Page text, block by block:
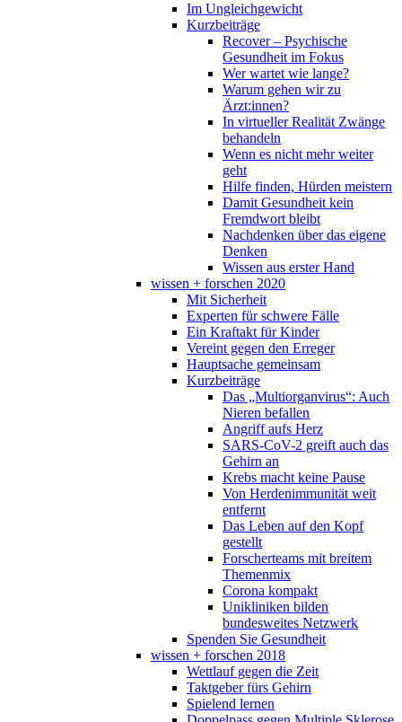
Im Ungleichgewicht
Kurzbeiträge
Recover – Psychische
Gesundheit im Fokus
Wer wartet wie lange?
Warum gehen wir zu
Ärzt:innen?
In virtueller Realität Zwänge
behandeln
Wenn es nicht mehr weiter
geht
Hilfe finden, Hürden meistern
Damit Gesundheit kein
Fremdwort bleibt
Nachdenken über das eigene
Denken
Wissen aus erster Hand
wissen + forschen 2020
Mit Sicherheit
Experten für schwere Fälle
Ein Kraftakt für Kinder
Vereint gegen den Erreger
Hauptsache gemeinsam
Kurzbeiträge
Das „Multiorganvirus“: Auch
Nieren befallen
Angriff aufs Herz
SARS-CoV-2 greift auch das
Gehirn an
Krebs macht keine Pause
Von Herdenimmunität weit
entfernt
Das Leben auf den Kopf
gestellt
Forscherteams mit breitem
Themenmix
Corona kompakt
Unikliniken bilden
bundesweites Netzwerk
Spenden Sie Gesundheit
wissen + forschen 2018
Wettlauf gegen die Zeit
Taktgeber fürs Gehirn
Spielend lernen